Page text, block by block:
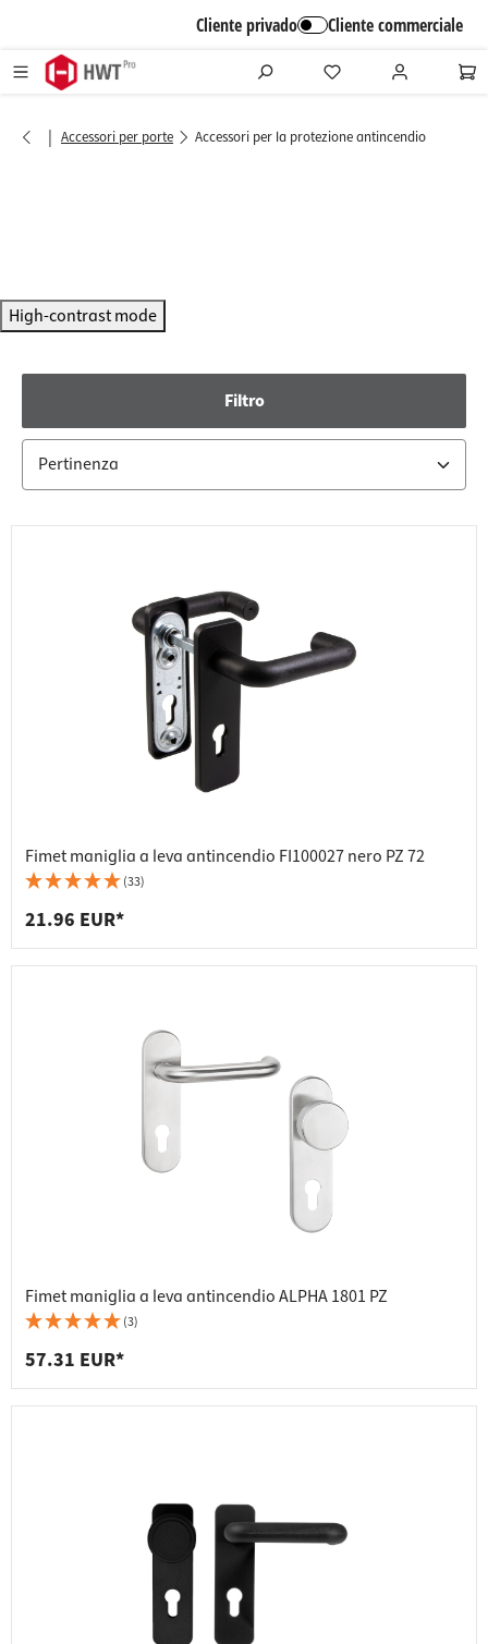
Cliente privado Cliente commerciale
| Accessori per porte Accessori per la protezione antincendio
High-contrast mode
Filtro
Fimet maniglia a leva antincendio FI100027 nero PZ 72
(33)
21.96 EUR*
Fimet maniglia a leva antincendio ALPHA 1801 PZ
(3)
57.31 EUR*